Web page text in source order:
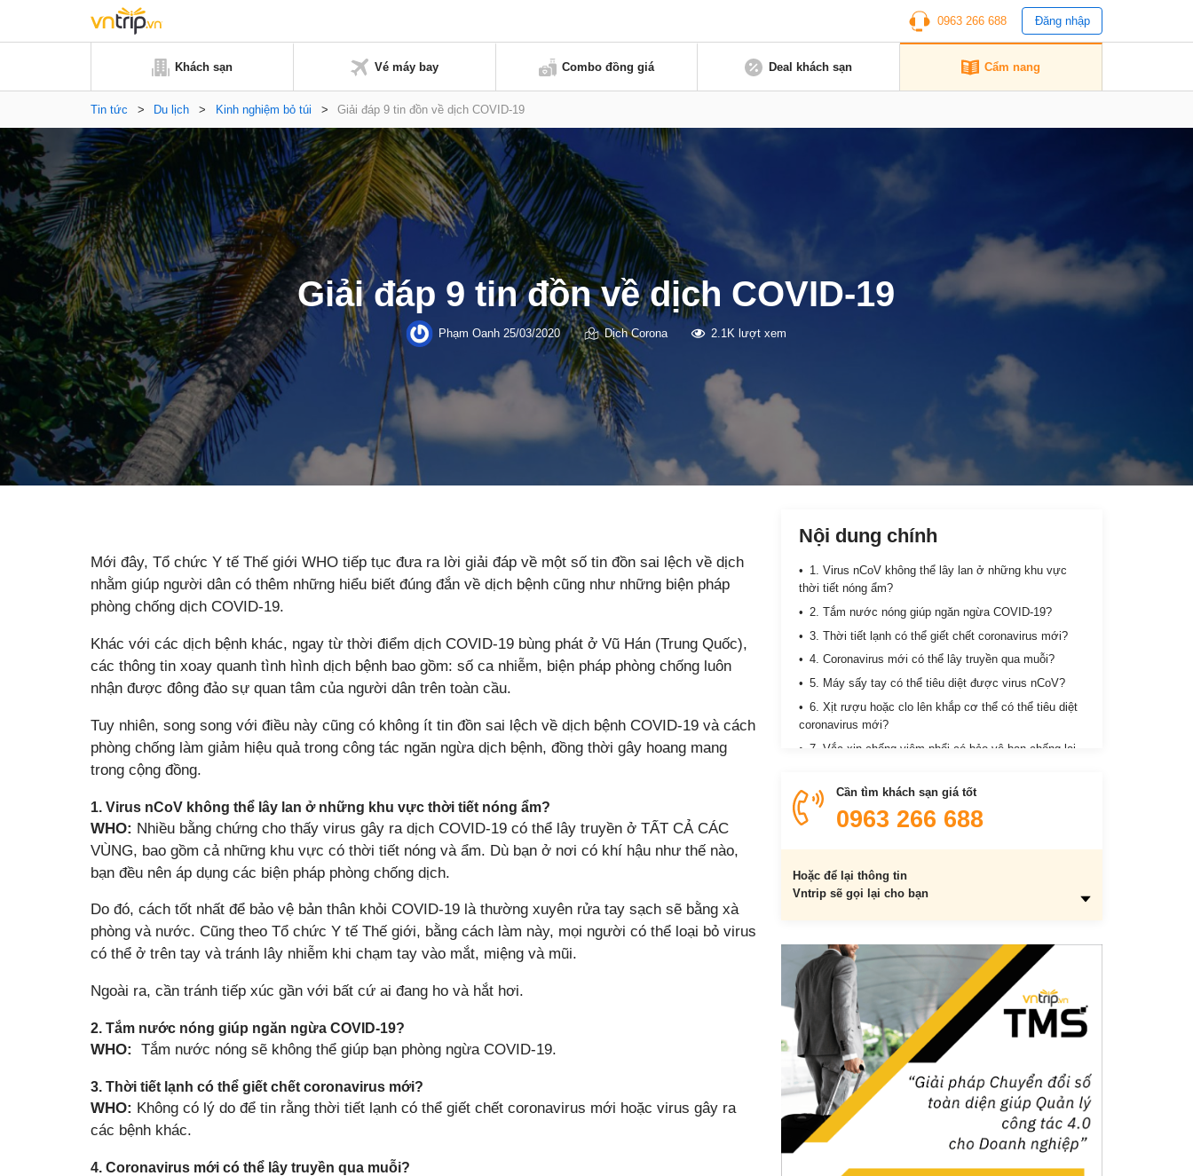
0963 266 688 Đăng nhập
Khách sạn Vé máy bay Combo đồng giá Deal khách sạn Cẩm nang
Tin tức > Du lịch > Kinh nghiệm bỏ túi > Giải đáp 9 tin đồn về dịch COVID-19
Giải đáp 9 tin đồn về dịch COVID-19
Phạm Oanh 25/03/2020 Dịch Corona 2.1K lượt xem
Mới đây, Tổ chức Y tế Thế giới WHO tiếp tục đưa ra lời giải đáp về một số tin đồn sai lệch về dịch
nhằm giúp người dân có thêm những hiểu biết đúng đắn về dịch bệnh cũng như những biện pháp
phòng chống dịch COVID-19.
Khác với các dịch bệnh khác, ngay từ thời điểm dịch COVID-19 bùng phát ở Vũ Hán (Trung Quốc),
các thông tin xoay quanh tình hình dịch bệnh bao gồm: số ca nhiễm, biện pháp phòng chống luôn
nhận được đông đảo sự quan tâm của người dân trên toàn cầu.
Tuy nhiên, song song với điều này cũng có không ít tin đồn sai lệch về dịch bệnh COVID-19 và cách
phòng chống làm giảm hiệu quả trong công tác ngăn ngừa dịch bệnh, đồng thời gây hoang mang
trong cộng đồng.
1. Virus nCoV không thể lây lan ở những khu vực thời tiết nóng ẩm?
WHO: Nhiều bằng chứng cho thấy virus gây ra dịch COVID-19 có thể lây truyền ở TẤT CẢ CÁC
VÙNG, bao gồm cả những khu vực có thời tiết nóng và ẩm. Dù bạn ở nơi có khí hậu như thế nào,
bạn đều nên áp dụng các biện pháp phòng chống dịch.
Do đó, cách tốt nhất để bảo vệ bản thân khỏi COVID-19 là thường xuyên rửa tay sạch sẽ bằng xà
phòng và nước. Cũng theo Tổ chức Y tế Thế giới, bằng cách làm này, mọi người có thể loại bỏ virus
có thể ở trên tay và tránh lây nhiễm khi chạm tay vào mắt, miệng và mũi.
Ngoài ra, cần tránh tiếp xúc gần với bất cứ ai đang ho và hắt hơi.
2. Tắm nước nóng giúp ngăn ngừa COVID-19?
WHO: Tắm nước nóng sẽ không thể giúp bạn phòng ngừa COVID-19.
3. Thời tiết lạnh có thể giết chết coronavirus mới?
WHO: Không có lý do để tin rằng thời tiết lạnh có thể giết chết coronavirus mới hoặc virus gây ra
các bệnh khác.
4. Coronavirus mới có thể lây truyền qua muỗi?
Nội dung chính
1. Virus nCoV không thể lây lan ở những khu vực
thời tiết nóng ẩm?
2. Tắm nước nóng giúp ngăn ngừa COVID-19?
3. Thời tiết lạnh có thể giết chết coronavirus mới?
4. Coronavirus mới có thể lây truyền qua muỗi?
5. Máy sấy tay có thể tiêu diệt được virus nCoV?
6. Xịt rượu hoặc clo lên khắp cơ thể có thể tiêu diệt
coronavirus mới?
7. Vắc-xin chống viêm phổi có bảo vệ bạn chống lại
8. Thường xuyên rửa mũi bằng nước muối giúp ngăn
ngừa nhiễm coronavirus mới?
9. Thuốc kháng sinh có thể ngăn ngừa và điều trị
COVID-19?
Cần tìm khách sạn giá tốt
0963 266 688
Hoặc để lại thông tin
Vntrip sẽ gọi lại cho bạn